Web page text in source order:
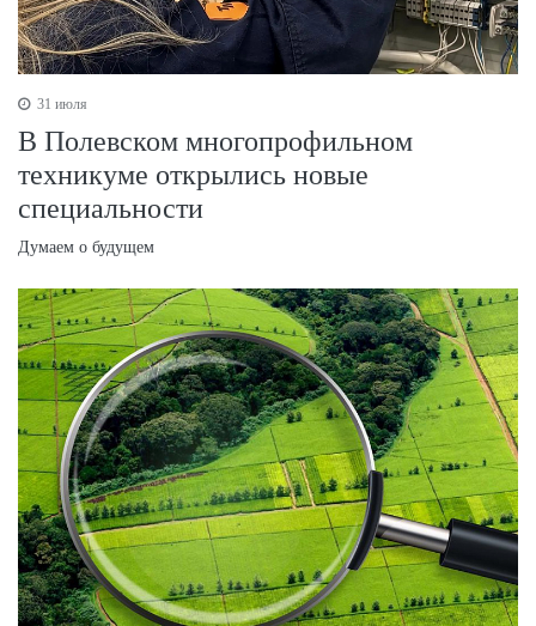
31 июля
В Полевском многопрофильном
техникуме открылись новые
специальности
Думаем о будущем